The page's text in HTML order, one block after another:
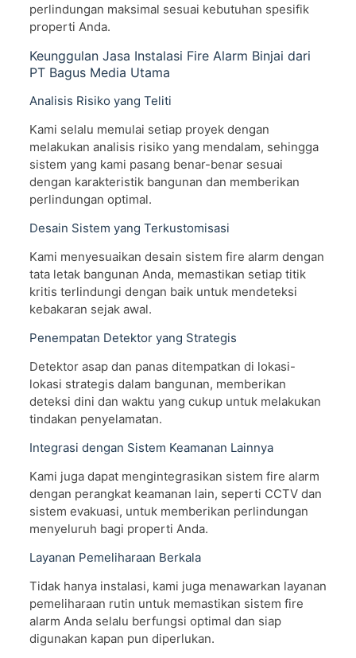
perlindungan maksimal sesuai kebutuhan spesifik
properti Anda.
Keunggulan Jasa Instalasi Fire Alarm Binjai dari
PT Bagus Media Utama
Analisis Risiko yang Teliti
Kami selalu memulai setiap proyek dengan
melakukan analisis risiko yang mendalam, sehingga
sistem yang kami pasang benar-benar sesuai
dengan karakteristik bangunan dan memberikan
perlindungan optimal.
Desain Sistem yang Terkustomisasi
Kami menyesuaikan desain sistem fire alarm dengan
tata letak bangunan Anda, memastikan setiap titik
kritis terlindungi dengan baik untuk mendeteksi
kebakaran sejak awal.
Penempatan Detektor yang Strategis
Detektor asap dan panas ditempatkan di lokasi-
lokasi strategis dalam bangunan, memberikan
deteksi dini dan waktu yang cukup untuk melakukan
tindakan penyelamatan.
Integrasi dengan Sistem Keamanan Lainnya
Kami juga dapat mengintegrasikan sistem fire alarm
dengan perangkat keamanan lain, seperti CCTV dan
sistem evakuasi, untuk memberikan perlindungan
menyeluruh bagi properti Anda.
Layanan Pemeliharaan Berkala
Tidak hanya instalasi, kami juga menawarkan layanan
pemeliharaan rutin untuk memastikan sistem fire
alarm Anda selalu berfungsi optimal dan siap
digunakan kapan pun diperlukan.